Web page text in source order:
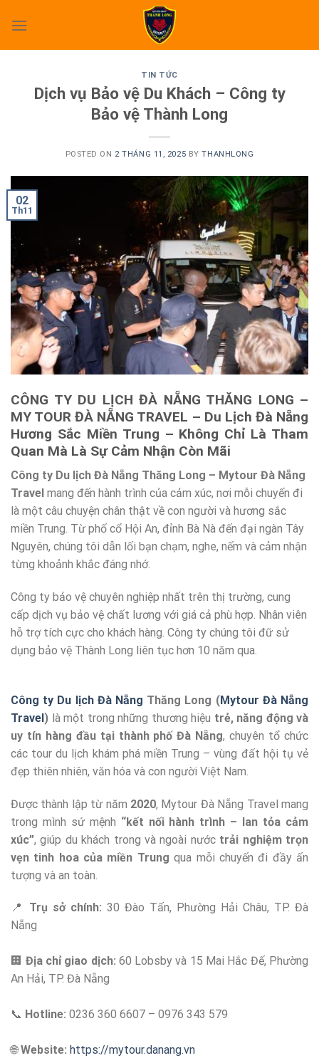
TIN TỨC
Dịch vụ Bảo vệ Du Khách – Công ty
Bảo vệ Thành Long
POSTED ON 2 THÁNG 11, 2025 BYTHANHLONG
02
Th11
CÔNG TY DU LỊCH ĐÀ NẴNG THĂNG LONG –
MY TOUR ĐÀ NẴNG TRAVEL – Du Lịch Đà Nẵng
Hương Sắc Miền Trung – Không Chỉ Là Tham
Quan Mà Là Sự Cảm Nhận Còn Mãi
Công ty Du lịch Đà Nẵng Thăng Long – Mytour Đà Nẵng
Travel mang đến hành trình của cảm xúc, nơi mỗi chuyến đi
là một câu chuyện chân thật về con người và hương sắc
miền Trung. Từ phố cổ Hội An, đỉnh Bà Nà đến đại ngàn Tây
Nguyên, chúng tôi dẫn lối bạn chạm, nghe, nếm và cảm nhận
từng khoảnh khắc đáng nhớ.
Công ty bảo vệ chuyên nghiệp nhất trên thị trường, cung
cấp dịch vụ bảo vệ chất lương với giá cả phù hợp. Nhân viên
hỗ trợ tích cực cho khách hàng. Công ty chúng tôi đữ sử
dụng bảo vệ Thành Long liên tục hơn 10 năm qua.
Công ty Du lịch Đà Nẵng Thăng Long (Mytour Đà Nẵng
Travel) là một trong những thương hiệu trẻ, năng động và
uy tín hàng đầu tại thành phố Đà Nẵng, chuyên tổ chức
các tour du lịch khám phá miền Trung – vùng đất hội tụ vẻ
đẹp thiên nhiên, văn hóa và con người Việt Nam.
Được thành lập từ năm 2020, Mytour Đà Nẵng Travel mang
trong mình sứ mệnh “kết nối hành trình – lan tỏa cảm
xúc”, giúp du khách trong và ngoài nước trải nghiệm trọn
vẹn tinh hoa của miền Trung qua mỗi chuyến đi đầy ấn
tượng và an toàn.
📍 Trụ sở chính: 30 Đào Tấn, Phường Hải Châu, TP. Đà
Nẵng
🏢 Địa chỉ giao dịch: 60 Lobsby và 15 Mai Hắc Đế, Phường
An Hải, TP. Đà Nẵng
📞 Hotline: 0236 360 6607 – 0976 343 579
🌐Website: https://mytour.danang.vn